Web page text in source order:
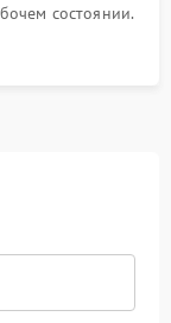
состоянии.